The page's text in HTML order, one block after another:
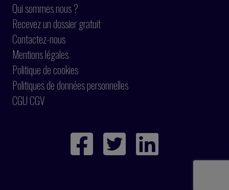
Qui sommes nous ?
Recevez un dossier gratuit
Contactez-nous
Mentions légales
Politique de cookies
Politiques de données personnelles
CGU CGV